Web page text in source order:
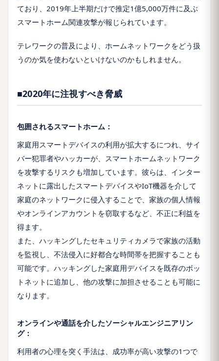
ており、2019年上半期だけで推定1億5,000万件に及ぶ
スマートホーム関連攻撃が報じられています。
テレワークの普及により、ホームネットワークをどう扱
うのか気を使わないといけないのかもしれません。
■2020年に注視すべき脅威
包囲されるスマートホーム：
家庭用スマートデバイスの利用が拡大するにつれ、サイ
バー犯罪者やハッカーが、スマートホームネットワーク
を攻撃するリスクも増加しています。彼らは、インター
ネットに露出したスマートデバイスやIoT機器を介して
家庭のネットワークに侵入することで、家族の個人情報
やオンラインアカウントを窃取するなど、不正に利益を
得ます。
また、ハッキングしたセキュリティカメラで家族の活動
を監視し、不法侵入に好都合な時間帯を把握することも
可能です。ハッキングした家庭用デバイスを既存のボッ
トネットに追加し、他の攻撃に加担させることも可能に
なります。
オンラインや通話を介したソーシャルエンジニアリン
グ：
利用者の心理を突く手法は、成功率が高い攻撃の1つで